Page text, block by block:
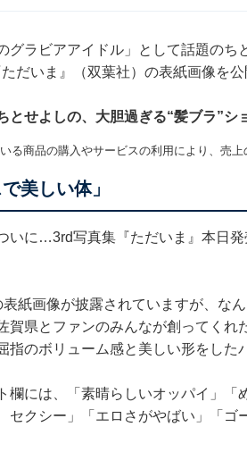
グラビアアイドル」として話題の
だいま』（双葉社）の表紙画像を公
とせよしの、大胆過ぎる“髪ブラ”シ
る商品の購入やサービスの利用により、売
美しい体」
いに…3rd写真集『ただいま』本日
紙画像が披露されていますが、な
賀県とファンのみんなが創ってく
指のボリューム感と美しい形をした
欄には、「素晴らしいオッパイ」
セクシー」「エロさがやばい」「ゴ